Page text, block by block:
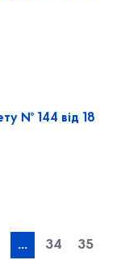
№ 144 від 18
... 34 35